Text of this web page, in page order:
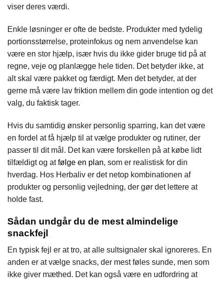
viser deres værdi.
Enkle løsninger er ofte de bedste. Produkter med tydelig
portionsstørrelse, proteinfokus og nem anvendelse kan
være en stor hjælp, især hvis du ikke gider bruge tid på at
regne, veje og planlægge hele tiden. Det betyder ikke, at
alt skal være pakket og færdigt. Men det betyder, at der
gerne må være lav friktion mellem din gode intention og det
valg, du faktisk tager.
Hvis du samtidig ønsker personlig sparring, kan det være
en fordel at få hjælp til at vælge produkter og rutiner, der
passer til dit mål. Det kan være forskellen på at købe lidt
tilfældigt og atfølge en plan, som er realistisk for din
hverdag. Hos Herbaliv er det netop kombinationen af
produkter og personlig vejledning, der gør det lettere at
holde fast.
Sådan undgår du de mest almindelige
snackfejl
En typisk fejl er at tro, at alle sultsignaler skal ignoreres. En
anden er at vælge snacks, der mest føles sunde, men som
ikke giver mæthed. Det kan også være en udfordring at